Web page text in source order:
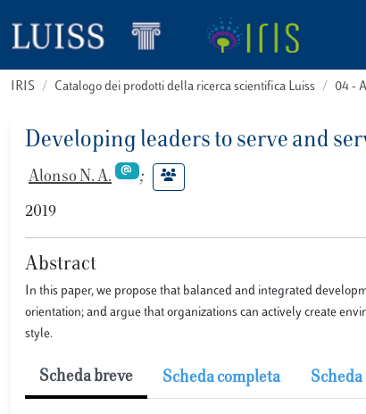
IRIS Catalogo dei prodotti della ricerca scientifica Luiss 04 -
Developing leaders to serve and
Alonso N. A. ;
2019
Abstract
In this paper, we propose that balanced and integrated
orientation; and argue that organizations can actively create
style.
Scheda breve Scheda completa Scheda